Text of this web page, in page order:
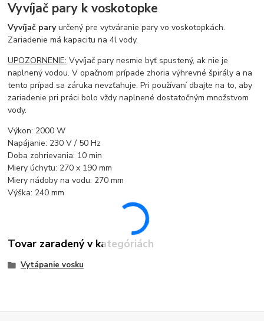
Vyvíjač pary k voskotopke
Vyvíjač paryurčený pre vytváranie pary vo voskotopkách.
Zariadenie má kapacitu na 4l vody.
UPOZORNENIE: Vyvíjač pary nesmie byť spustený, ak nie je
naplnený vodou. V opačnom prípade zhoria výhrevné špirály a na
tento prípad sa záruka nevzťahuje. Pri používaní dbajte na to, aby
zariadenie pri práci bolo vždy naplnené dostatočným množstvom
vody.
Výkon: 2000 W
Napájanie: 230 V / 50 Hz
Doba zohrievania: 10 min
Miery úchytu: 270 x 190 mm
Miery nádoby na vodu: 270 mm
Výška: 240 mm
Tovar zaradený v kategóriách
Vytápanie vosku